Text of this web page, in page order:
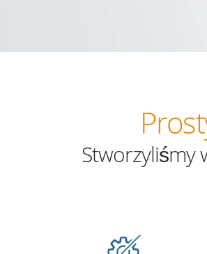
Stworzyliśmy